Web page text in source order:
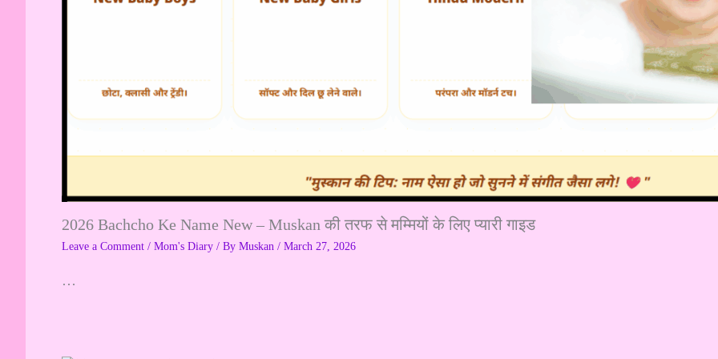
2026 Bachcho Ke Name New – Muskan की तरफ से मम्मियों के लिए प्यारी गाइड
Leave a Comment / Mom's Diary / By Muskan / March 27, 2026
…